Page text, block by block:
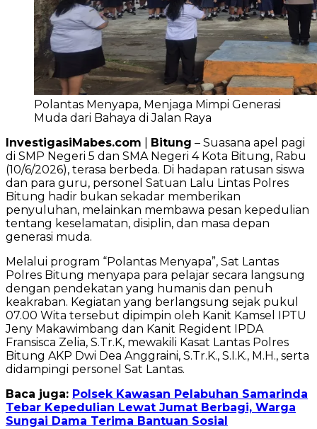
Polantas Menyapa, Menjaga Mimpi Generasi
Muda dari Bahaya di Jalan Raya
InvestigasiMabes.com
Bitung – Suasana apel pagi
di SMP Negeri 5 dan SMA Negeri 4 Kota Bitung, Rabu
(10/6/2026), terasa berbeda. Di hadapan ratusan siswa
dan para guru, personel Satuan Lalu Lintas Polres
Bitung hadir bukan sekadar memberikan
penyuluhan, melainkan membawa pesan kepedulian
tentang keselamatan, disiplin, dan masa depan
generasi muda.
Melalui program “Polantas Menyapa”, Sat Lantas
Polres Bitung menyapa para pelajar secara langsung
dengan pendekatan yang humanis dan penuh
keakraban. Kegiatan yang berlangsung sejak pukul
07.00 Wita tersebut dipimpin oleh Kanit Kamsel IPTU
Jeny Makawimbang dan Kanit Regident IPDA
Fransisca Zelia, S.Tr.K, mewakili Kasat Lantas Polres
Bitung AKP Dwi Dea Anggraini, S.Tr.K., S.I.K., M.H., serta
didampingi personel Sat Lantas.
Baca juga: Polsek Kawasan Pelabuhan Samarinda
Tebar Kepedulian Lewat Jumat Berbagi, Warga
Sungai Dama Terima Bantuan Sosial